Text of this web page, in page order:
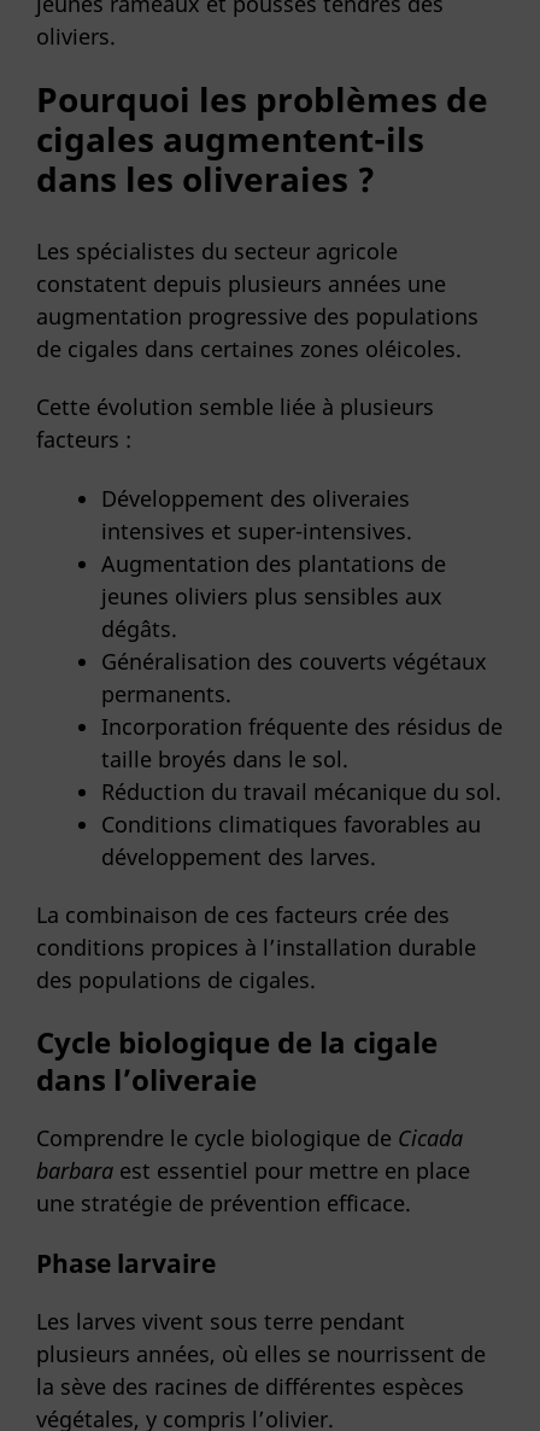
oliviers.
Pourquoi les problèmes de
cigales augmentent-ils
dans les oliveraies ?
Les spécialistes du secteur agricole
constatent depuis plusieurs années une
augmentation progressive des populations
de cigales dans certaines zones oléicoles.
Cette évolution semble liée à plusieurs
facteurs :
Développement des oliveraies
intensives et super-intensives.
Augmentation des plantations de
jeunes oliviers plus sensibles aux
dégâts.
Généralisation des couverts végétaux
permanents.
Incorporation fréquente des résidus de
taille broyés dans le sol.
Réduction du travail mécanique du sol.
Conditions climatiques favorables au
développement des larves.
La combinaison de ces facteurs crée des
conditions propices à l’installation durable
des populations de cigales.
Cycle biologique de la cigale
dans l’oliveraie
Comprendre le cycle biologique de Cicada
barbara est essentiel pour mettre en place
une stratégie de prévention efficace.
Phase larvaire
Les larves vivent sous terre pendant
plusieurs années, où elles se nourrissent de
la sève des racines de différentes espèces
végétales, y compris l’olivier.